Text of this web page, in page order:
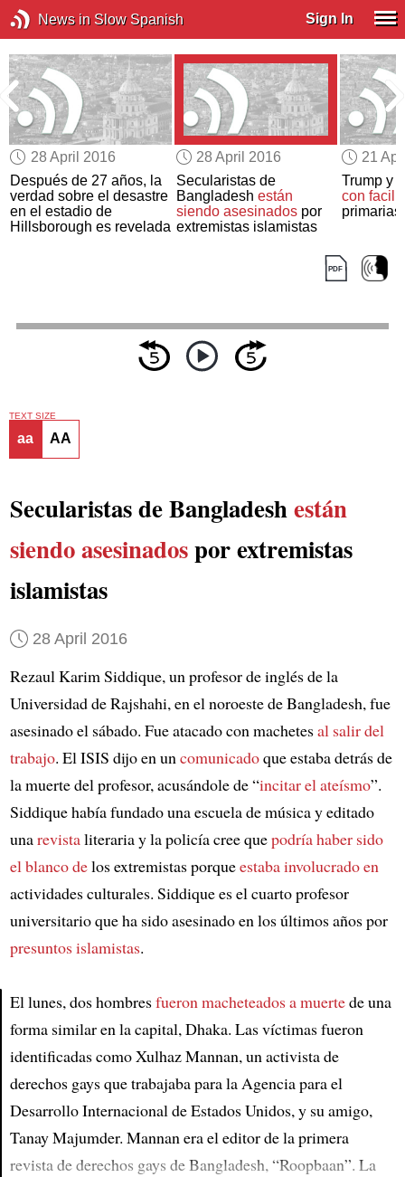
News in Slow Spanish Sign In
28 April 2016
Después de 27 años, la
verdad sobre el desastre
en el estadio de
Hillsborough es revelada
28 April 2016
Secularistas de
Bangladesh están
siendo asesinadospor
extremistas islamistas
21
Trump y
con
primarias
TEXT SIZE
aa AA
Secularistas de Bangladeshestán
siendo asesinadospor extremistas
islamistas
28 April 2016
Rezaul Karim Siddique, un profesor de inglés de la
Universidad de Rajshahi, en el noroeste de Bangladesh, fue
asesinado el sábado. Fue atacado con machetesal salir del
trabajo. El ISIS dijo en uncomunicadoque estaba detrás de
la muerte del profesor, acusándole de “incitar el ateísmo”.
Siddique había fundado una escuela de música y editado
unarevistaliteraria y la policía cree quepodría haber sido
el blanco delos extremistas porqueestaba involucrado en
actividades culturales. Siddique es el cuarto profesor
universitario que ha sido asesinado en los últimos años por
presuntos islamistas.
El lunes, dos hombresfueron macheteados a muertede una
forma similar en la capital, Dhaka. Las víctimas fueron
identificadas como Xulhaz Mannan, un activista de
derechos gays que trabajaba para la Agencia para el
Desarrollo Internacional de Estados Unidos, y su amigo,
Tanay Majumder. Mannan era el editor de la primera
revista de derechos gays de Bangladesh, “Roopbaan”. La